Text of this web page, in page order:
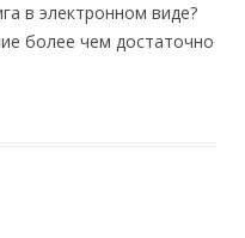
в электронном виде?
более чем достаточно